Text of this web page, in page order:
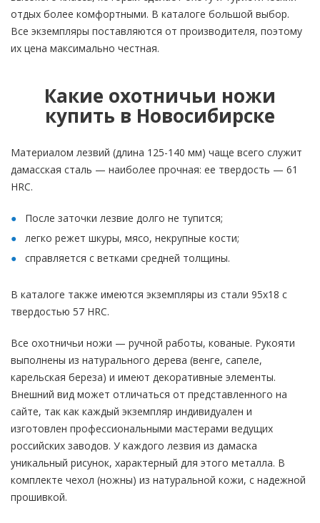
отдых более комфортными. В каталоге большой выбор.
Все экземпляры поставляются от производителя, поэтому
их цена максимально честная.
Какие охотничьи ножи
купить в Новосибирске
Материалом лезвий (длина 125-140 мм) чаще всего служит
дамасская сталь — наиболее прочная: ее твердость — 61
HRC.
После заточки лезвие долго не тупится;
легко режет шкуры, мясо, некрупные кости;
справляется с ветками средней толщины.
В каталоге также имеются экземпляры из стали 95х18 с
твердостью 57 HRC.
Все охотничьи ножи — ручной работы, кованые. Рукояти
выполнены из натурального дерева (венге, сапеле,
карельская береза) и имеют декоративные элементы.
Внешний вид может отличаться от представленного на
сайте, так как каждый экземпляр индивидуален и
изготовлен профессиональными мастерами ведущих
российских заводов. У каждого лезвия из дамаска
уникальный рисунок, характерный для этого металла. В
комплекте чехол (ножны) из натуральной кожи, с надежной
прошивкой.